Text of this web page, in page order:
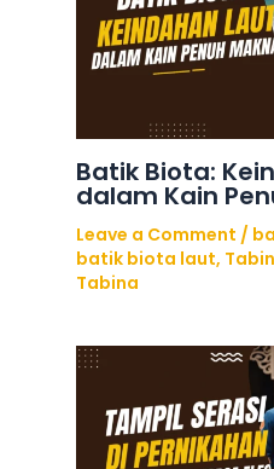
Batik Biota:
dalam Kain
Leave a Comment /
batik biota laut,
Tabina